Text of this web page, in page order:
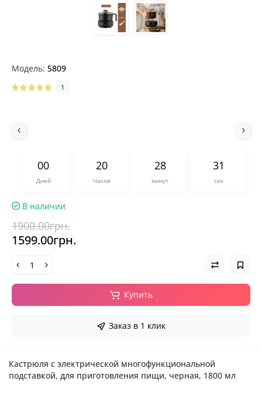
Модель: 5809
1
00
Дней
20
Часов
28
минут
30
сек
В наличии
1900.00грн.
1599.00грн.
Купить
Заказ в 1 клик
Кастрюля с электрической многофункциональной
подставкой, для приготовления пищи, черная, 1800 мл